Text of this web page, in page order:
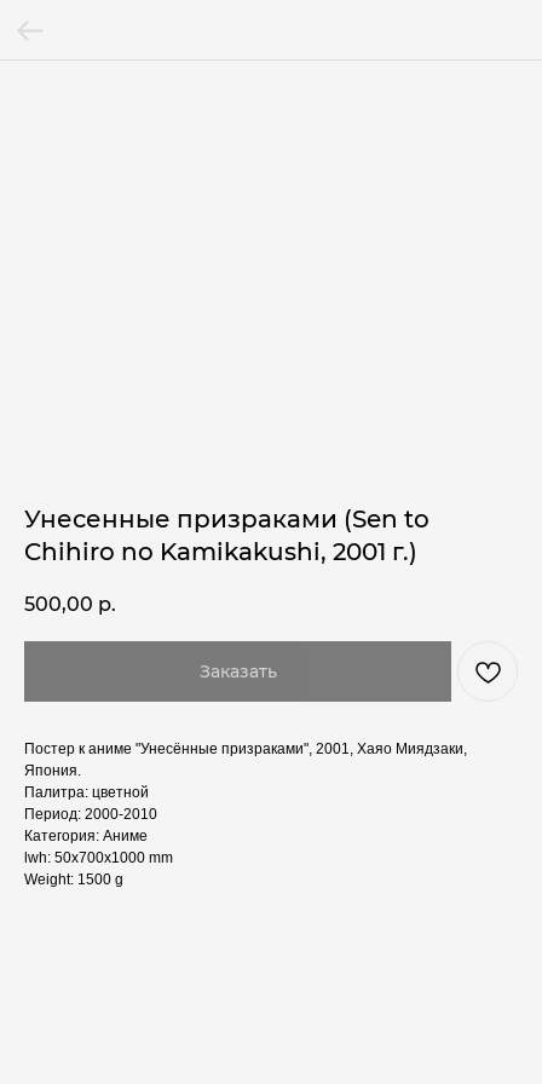
Унесенные призраками (Sen to
Chihiro no Kamikakushi, 2001 г.)
500,00 р.
Заказать
Постер к аниме "Унесённые призраками", 2001, Хаяо Миядзаки,
Япония.
Палитра: цветной
Период: 2000-2010
Категория: Аниме
lwh: 50x700x1000 mm
Weight: 1500 g